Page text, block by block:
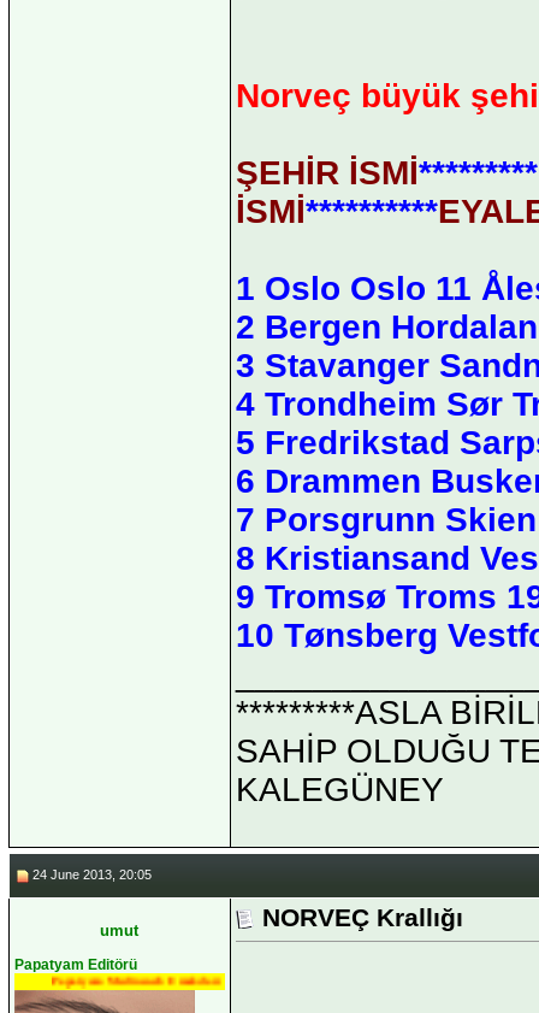
Norveç büyük
ŞEHİR İSMİ*********
İSMİ**********
1 Oslo Oslo 11
2 Bergen
3 Stavanger
4 Trondheim Sør
5 Fredrikstad
6 Drammen
7 Porsgrunn
8 Kristiansand
9 Tromsø Troms
10 Tønsberg
*********ASLA
SAHİP OLDUĞU
KALEGÜNEY
24 June 2013, 20:05
umut
Papatyam Editörü
Papatyam Medineweb Emekdarı
NORVEÇ Krallığı